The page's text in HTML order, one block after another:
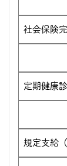
社会保険
定期健康
規定支給